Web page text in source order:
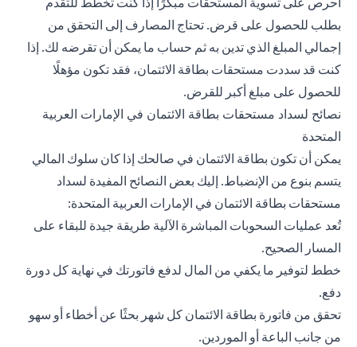
بطلب للحصول على قرض. تحتاج المصارف إلى التحقق من
إجمالي المبلغ الذي تدين به ثم حساب ما يمكن أن تقرضه لك. إذا
كنت قد سددت مستحقات بطاقة الائتمان، فقد تكون مؤهلًا
للحصول على مبلغ أكبر للقرض.
نصائح لسداد مستحقات بطاقة الائتمان في الإمارات العربية
المتحدة
يمكن أن تكون بطاقة الائتمان في صالحك إذا كان سلوك المالي
يتسم بنوع من الإنضباط. إليك بعض النصائح المفيدة لسداد
مستحقات بطاقة الائتمان في الإمارات العربية المتحدة:
تُعد عمليات السحوبات المباشرة الآلية طريقة جيدة للبقاء على
المسار الصحيح.
خطط لتوفير ما يكفي من المال لدفع فاتورتك في نهاية كل دورة
دفع.
تحقق من فاتورة بطاقة الائتمان كل شهر بحثًا عن أخطاء أو سهو
من جانب الباعة أو الموردين.